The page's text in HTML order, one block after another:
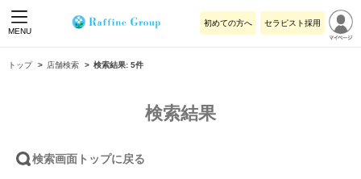
MENU
初めての方へ セラピスト採用
トップ 店舗検索 検索結果: 5件
検索結果
検索画面トップに戻る